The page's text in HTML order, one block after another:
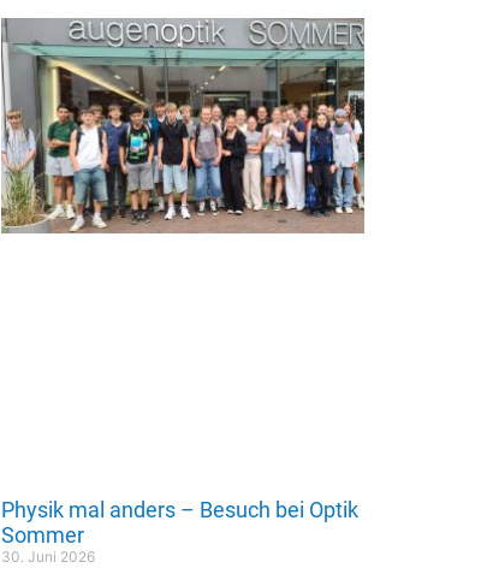
Physik mal anders – Besuch bei Optik
Sommer
30. Juni 2026